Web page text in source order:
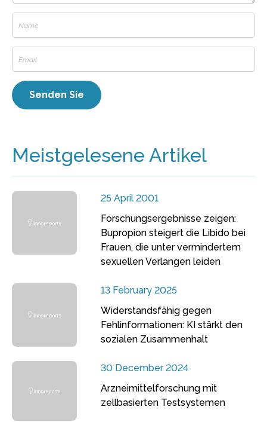
Meistgelesene Artikel
25 April 2001
Forschungsergebnisse zeigen:
Bupropion steigert die Libido bei
Frauen, die unter vermindertem
sexuellen Verlangen leiden
13 February 2025
Widerstandsfähig gegen
Fehlinformationen: KI stärkt den
sozialen Zusammenhalt
30 December 2024
Arzneimittelforschung mit
zellbasierten Testsystemen